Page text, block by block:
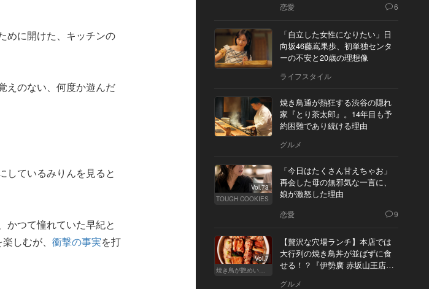
めに開けた、キッチンの
えのない、何度か遊んだ
しているみりんを見ると
かつて憧れていた早紀と
しむが、衝撃の事実を打
恋愛 6
「自立した女性になりたい」日
向坂46藤嶌果歩、初単独センタ
ーの不安と20歳の理想像
ライフスタイル
焼き鳥通が熱狂する渋谷の隠れ
家『とり茶太郎』。14年目も予
約困難であり続ける理由
グルメ
Vol.73
TOUGH COOKIES
「今日はたくさん甘えちゃお」
再会した母の無邪気な一言に、
娘が激怒した理由
恋愛 9
Vol.7
焼き鳥が艶めいてきた
【贅沢な穴場ランチ】本店では
大行列の焼き鳥丼が並ばずに食
せる！？『伊勢廣 赤坂山王店』
グルメ